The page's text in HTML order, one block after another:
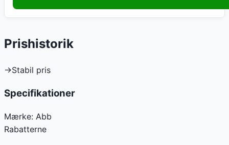
Prishistorik
→Stabil pris
Specifikationer
Mærke: Abb
Rabatterne